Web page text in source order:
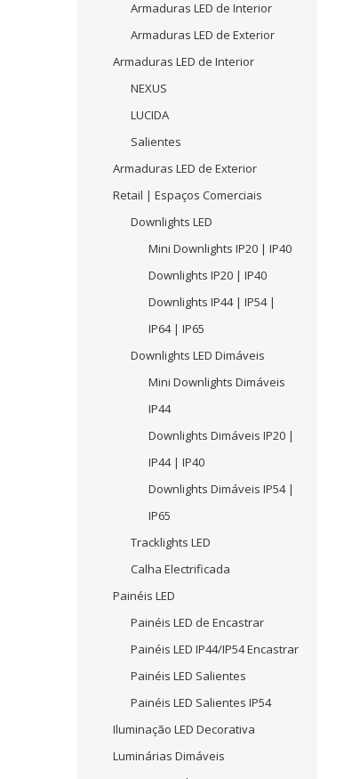
Armaduras LED de Interior
Armaduras LED de Exterior
Armaduras LED de Interior
NEXUS
LUCIDA
Salientes
Armaduras LED de Exterior
Retail | Espaços Comerciais
Downlights LED
Mini Downlights IP20 | IP40
Downlights IP20 | IP40
Downlights IP44 | IP54 |
IP64 | IP65
Downlights LED Dimáveis
Mini Downlights Dimáveis
IP44
Downlights Dimáveis IP20 |
IP44 | IP40
Downlights Dimáveis IP54 |
IP65
Tracklights LED
Calha Electrificada
Painéis LED
Painéis LED de Encastrar
Painéis LED IP44/IP54 Encastrar
Painéis LED Salientes
Painéis LED Salientes IP54
Iluminação LED Decorativa
Luminárias Dimáveis